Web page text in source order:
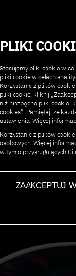
PLIKI
Stosujemy pliki cookie w
pliki cookie w celach
Korzystanie z plików
pliki cookie, kliknij
niż niezbędne pliki cookie,
cookies”. Pamiętaj, że
ustawienia. Więcej
Korzystanie z plików
osobowych. Więcej
w tym o przysługujących
ZAAKCEPTUJ